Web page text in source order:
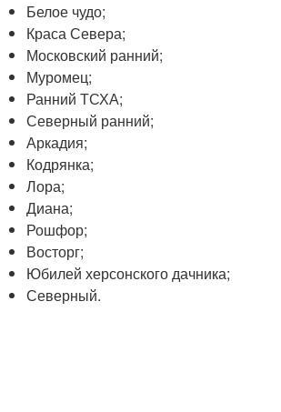
Белое чудо;
Краса Севера;
Московский ранний;
Муромец;
Ранний ТСХА;
Северный ранний;
Аркадия;
Кодрянка;
Лора;
Диана;
Рошфор;
Восторг;
Юбилей херсонского дачника;
Северный.